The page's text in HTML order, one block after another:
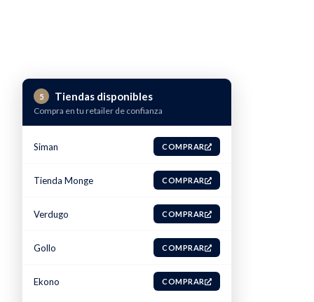
5 Tiendas disponibles
Compra en tu retailer de confianza
Siman COMPRAR
Tienda Monge COMPRAR
Verdugo COMPRAR
Gollo COMPRAR
Ekono COMPRAR